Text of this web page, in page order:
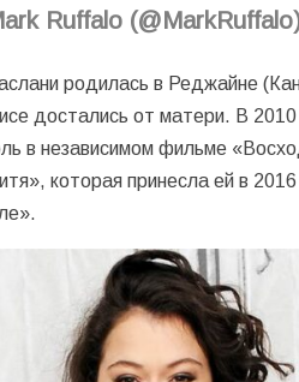
Ruffalo
родилась в Реджайне
достались от матери. В
в независимом фильме
которая принесла ей в